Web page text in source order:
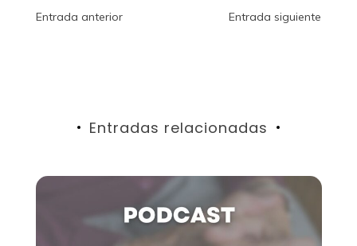
Navegación
Entrada anterior Entrada siguiente
Entradas relacionadas